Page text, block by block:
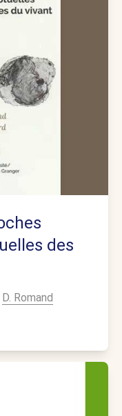
des
D. Romand